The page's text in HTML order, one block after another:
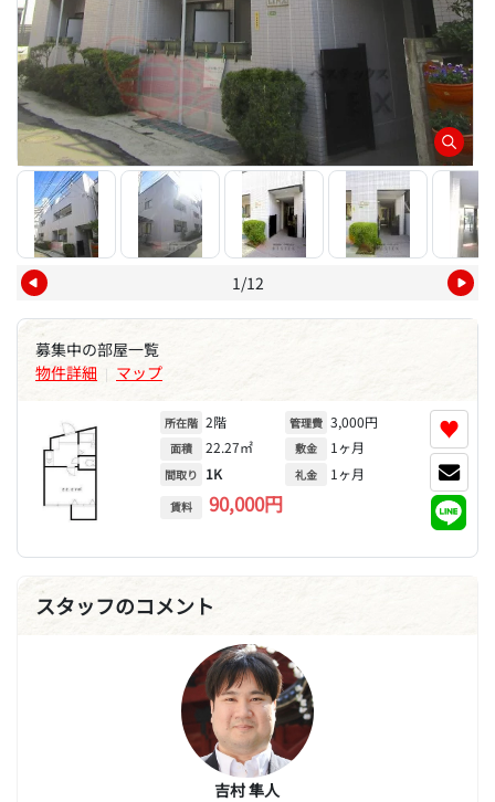
1/12
募集中の部屋一覧
物件詳細 | マップ
所在階 2階
面積 22.27㎡
間取り 1K
賃料 90,000円
管理費 3,000円
敷金 1ヶ月
礼金 1ヶ月
♥
スタッフのコメント
吉村 隼人